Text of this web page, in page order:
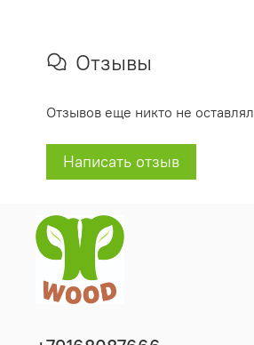
Отзывы
Отзывов еще никто не оставлял
Написать отзыв